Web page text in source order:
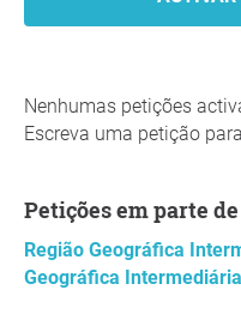
Nenhumas petições
Escreva uma petição para
Petições em parte
Região Geográfica
Geográfica